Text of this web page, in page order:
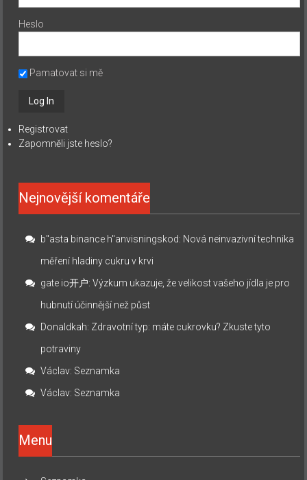
Heslo
Pamatovat si mě
Registrovat
Zapomněli jste heslo?
Nejnovější komentáře
b"asta binance h"anvisningskod: Nová neinvazivní technika
měření hladiny cukru v krvi
gate io开户:Výzkum ukazuje, že velikost vašeho jídla je pro
hubnutí účinnější než půst
Donaldkah: Zdravotní typ: máte cukrovku? Zkuste tyto
potraviny
Václav: Seznamka
Václav: Seznamka
Menu